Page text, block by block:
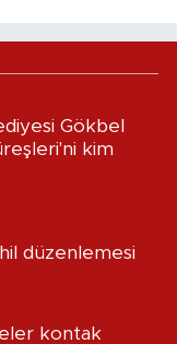
Gökbel
kim
düzenlemesi
kontak